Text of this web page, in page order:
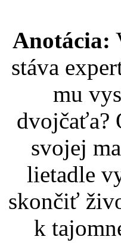
Anotácia:
stáva
mu
dvojčaťa?
svojej
lietadle
skončiť
k